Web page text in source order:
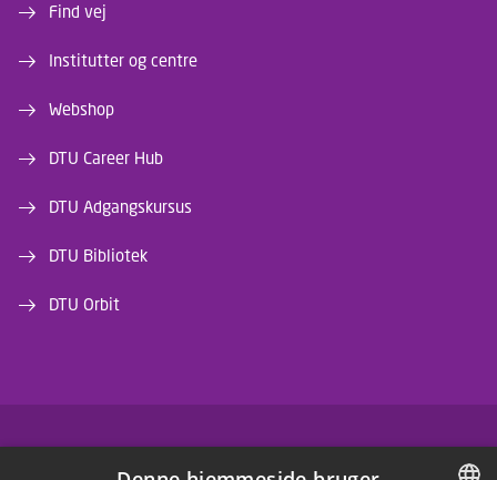
Find vej
Institutter og centre
Webshop
DTU Career Hub
DTU Adgangskursus
DTU Bibliotek
DTU Orbit